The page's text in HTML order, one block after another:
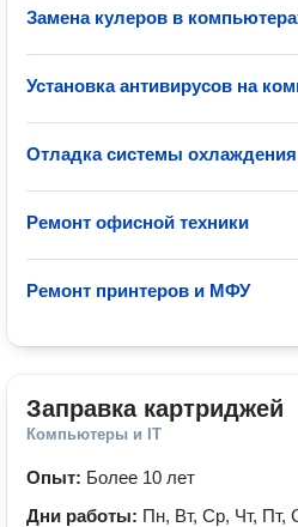
Замена кулеров в
Установка антивирусов на
Отладка системы
Ремонт офисной техники
Ремонт принтеров и МФУ
Заправка картриджей
Компьютеры и IT
Опыт: Более 10 лет
Дни работы: Пн, Вт, Ср, Чт, Пт,